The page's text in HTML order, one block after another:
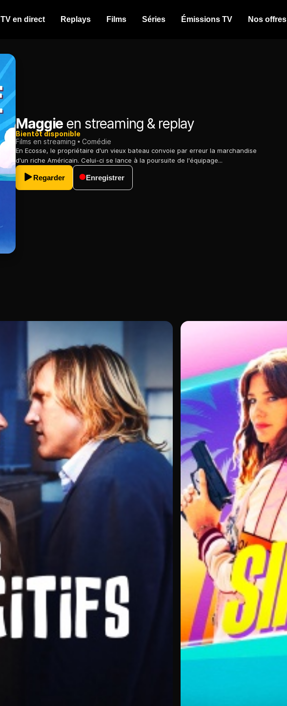
TV en direct Replays Films Séries Émissions TV Nos offres
Maggie en streaming & replay
Bientôt disponible
Films en streaming
Comédie
En Ecosse, le propriétaire d'un vieux bateau convoie par erreur la marchandise
d'un riche Américain. Celui-ci se lance à la poursuite de l'équipage...
Regarder Enregistrer